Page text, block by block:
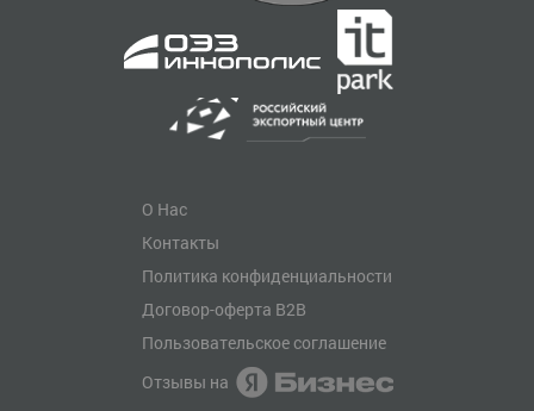
О Нас
Контакты
Политика конфиденциальности
Договор-оферта B2B
Пользовательское соглашение
Отзывы на